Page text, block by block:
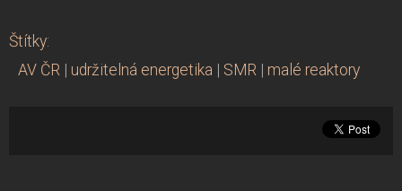
Štítky:
AV ČR | udržitelná energetika | SMR | malé reaktory